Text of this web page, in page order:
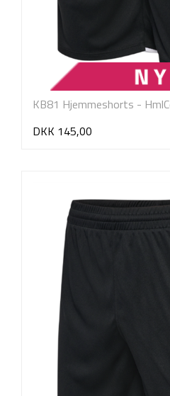
KB81 Hjemmeshorts -
DKK 145,00